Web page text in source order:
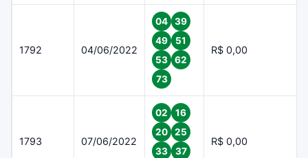
1792 04/06/2022
04
39
49
51
53
62
73
R$ 0,00
1793 07/06/2022
02
16
20
25
33
37
R$ 0,00